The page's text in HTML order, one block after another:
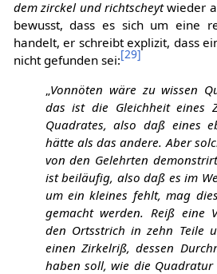
dem zirckel und richtscheytwieder
bewusst, dass es sich um eine
handelt, er schreibt explizit, dass
nicht gefunden sei:[29]
„Vonnöten wäre zu wissen
das ist die Gleichheit eines
Quadrates, also daß eines
hätte als das andere. Aber
von den Gelehrten
ist beiläufig, also daß es im
um ein kleines fehlt, mag
gemacht werden. Reiß eine
den Ortsstrich in zehn Teile
einen Zirkelriß, dessen
haben soll, wie die Quadratur